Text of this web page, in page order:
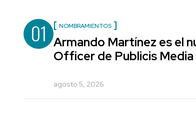
01 NOMBRAMIENTOS
Armando Martínez es el
Officer de Publicis
agosto 5, 2026